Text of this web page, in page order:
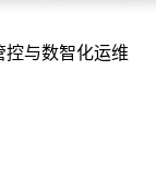
控与数智化运维